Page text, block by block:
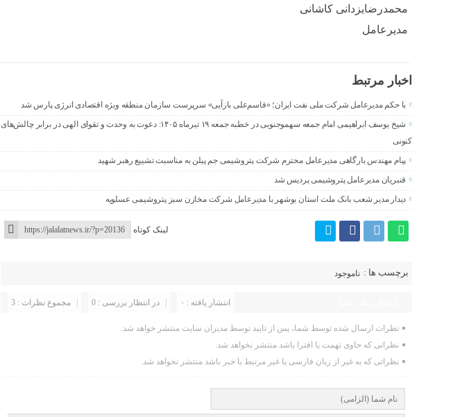
محمدرضایزدانی کاشانی
مدیرعامل
اخبار مرتبط
با حکم مدیرعامل شرکت ملی نفت ایران؛ «قاسم‌علی بازآیی» سرپرست سازمان منطقه ویژه اقتصادی انرژی پارس شد
شیخ یوسف ابراهیمی امام جمعه سهموجنوبی در خطبه جمعه ۱۹ تیرماه ۱۴۰۵: دعوت به وحدت و تقوای الهی در برابر چالش‌های
کنونی
پیام‌ مهندس بارگاهی مدیرعامل محترم شرکت پتروشیمی جم پیلن به مناسبت تشییع رهبر شهید
قنبریان مدیرعامل پتروشیمی پردیس شد
دیدار مدیر شعب بانک ملت استان بوشهر با مدیرعامل شرکت مخازن سبز پتروشیمی عسلویه
لینک کوتاه
برچسب ها : ناموجود
مجموع نظرات : 3 در انتظار بررسی : 0 انتشار یافته : ۰
نظرات ارسال شده توسط شما، پس از تایید توسط مدیران سایت منتشر خواهد شد.
نظراتی که حاوی تهمت یا افترا باشد منتشر نخواهد شد.
نظراتی که به غیر از زبان فارسی یا غیر مرتبط با خبر باشد منتشر نخواهد شد.